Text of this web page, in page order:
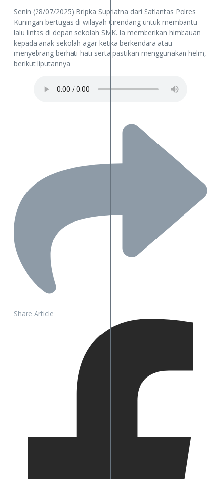
Senin (28/07/2025) Bripka Supriatna dari Satlantas Polres
Kuningan bertugas di wilayah Cirendang untuk membantu
lalu lintas di depan sekolah SMK. Ia memberikan himbauan
kepada anak sekolah agar ketika berkendara atau
menyebrang berhati-hati serta pastikan menggunakan helm,
berikut liputannya
Share Article